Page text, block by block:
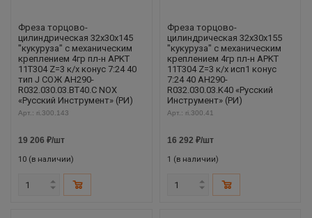
Фреза торцово-
цилиндрическая 32x30x145
"кукуруза" с механическим
креплением 4гр пл-н APKT
11T304 Z=3 к/х конус 7:24 40
тип J СОЖ AH290-
R032.030.03.BT40.C NOX
«Русский Инструмент» (РИ)
Арт.: ri.300.143
19 206 ₽/шт
10 (в наличии)
Фреза торцово-
цилиндрическая 32x30x155
"кукуруза" с механическим
креплением 4гр пл-н APKT
11T304 Z=3 к/х исп1 конус
7:24 40 AH290-
R032.030.03.K40 «Русский
Инструмент» (РИ)
Арт.: ri.300.41
16 292 ₽/шт
1 (в наличии)